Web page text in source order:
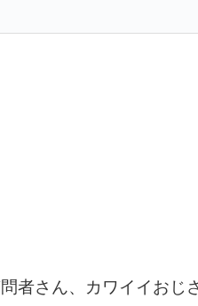
者さん、カワイイおじ